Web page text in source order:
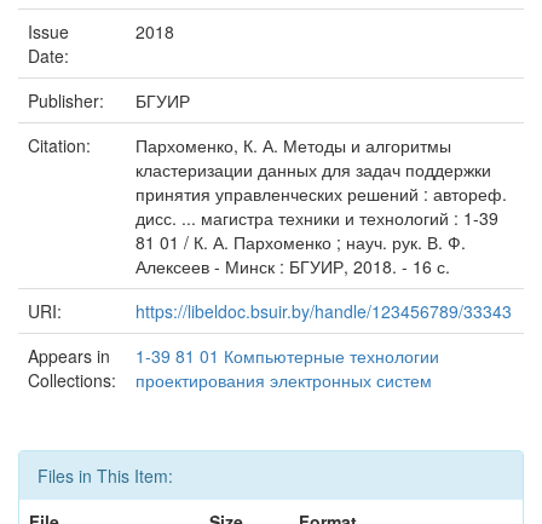
Issue
Date:
2018
Publisher:
БГУИР
Citation:
Пархоменко, К. А. Методы и алгоритмы
кластеризации данных для задач поддержки
принятия управленческих решений : автореф.
дисс. ... магистра техники и технологий : 1-39
81 01 / К. А. Пархоменко ; науч. рук. В. Ф.
Алексеев - Минск : БГУИР, 2018. - 16 с.
URI:
https://libeldoc.bsuir.by/handle/123456789/33343
Appears in
Collections:
1-39 81 01 Компьютерные технологии
проектирования электронных систем
Files in This Item: